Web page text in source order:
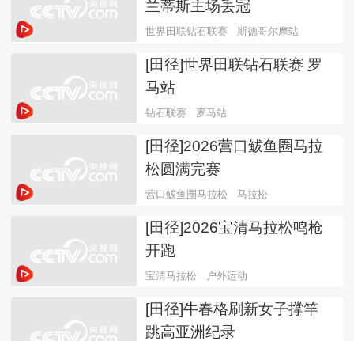
兰蒂斯主场丢冠
世界田联钻石联赛 斯德哥尔摩站
[田径]世界田联钻石联赛 罗
马站
钻石联赛 罗马站
[田径]2026营口鲅鱼圈马拉
松圆满完赛
营口鲅鱼圈马拉松 马拉松
[田径]2026宝清马拉松鸣枪
开跑
宝清马拉松 户外运动
[田径]牛春格刷新女子撑竿
跳高亚洲纪录